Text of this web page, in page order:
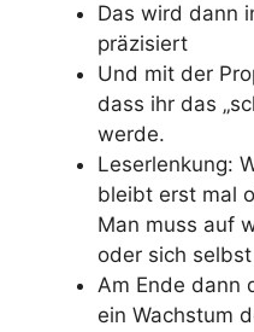
Das wird dann
präzisiert
Und mit der
dass ihr das
werde.
Leserlenkung:
bleibt erst mal
Man muss auf
oder sich
Am Ende dann
ein Wachstum